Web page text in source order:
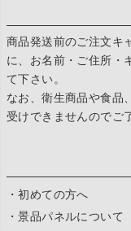
商品発送前のご注文キ
に、お名前・ご住所・
て下さい。
なお、衛生商品や食品
受けできませんのでご
・初めての方へ
・景品パネルについて